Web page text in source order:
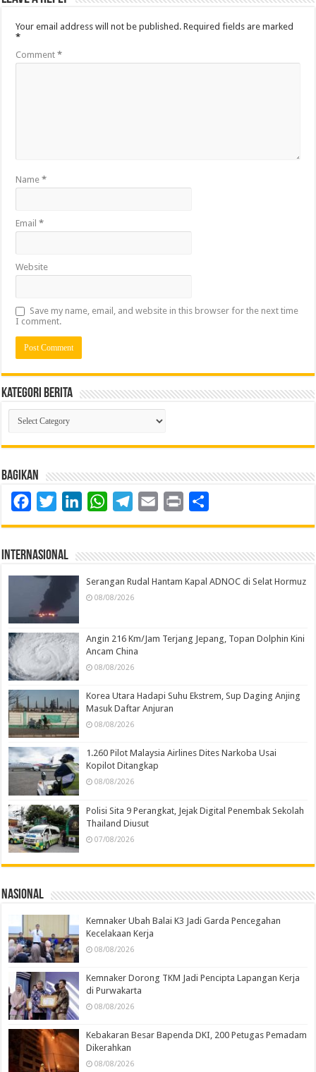
Your email address will not be published. Required fields are marked
*
Comment*
Name*
Email*
Website
Save my name, email, and website in this browser for the next time
I comment.
Kategori Berita
Kategori
Berita
Bagikan
FacebookTwitterLinkedInWhatsAppTelegram
Email Print
Internasional
Serangan Rudal Hantam Kapal ADNOC di Selat Hormuz
08/08/2026
Angin 216 Km/Jam Terjang Jepang, Topan Dolphin Kini
Ancam China
08/08/2026
Korea Utara Hadapi Suhu Ekstrem, Sup Daging Anjing
Masuk Daftar Anjuran
08/08/2026
1.260 Pilot Malaysia Airlines Dites Narkoba Usai
Kopilot Ditangkap
08/08/2026
Polisi Sita 9 Perangkat, Jejak Digital Penembak Sekolah
Thailand Diusut
07/08/2026
Nasional
Kemnaker Ubah Balai K3 Jadi Garda Pencegahan
Kecelakaan Kerja
08/08/2026
Kemnaker Dorong TKM Jadi Pencipta Lapangan Kerja
di Purwakarta
08/08/2026
Kebakaran Besar Bapenda DKI, 200 Petugas Pemadam
Dikerahkan
08/08/2026